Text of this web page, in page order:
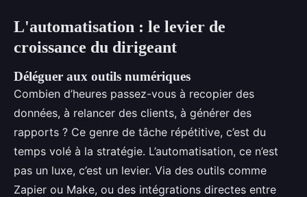
L'automatisation : le levier de
croissance du dirigeant
Déléguer aux outils numériques
Combien d’heures passez-vous à recopier des
données, à relancer des clients, à générer des
rapports ? Ce genre de tâche répétitive, c’est du
temps volé à la stratégie. L’automatisation, ce n’est
pas un luxe, c’est un levier. Via des outils comme
Zapier ou Make, ou des intégrations directes entre